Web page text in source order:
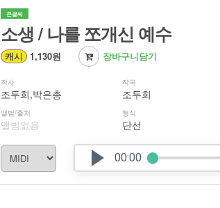
큰글씨
소생 / 나를 쪼개신 예수
캐시 1,130원 장바구니담기
작사
조두희,박은총
앨범/출처
앨범없음
작곡
조두희
형식
단선
00:00